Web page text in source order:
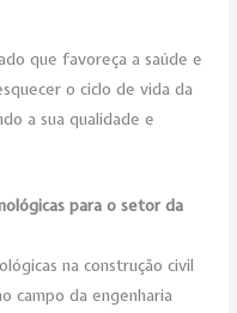
que favoreça a saúde e
o ciclo de vida da
a sua qualidade e
para o setor da
na construção civil
campo da engenharia